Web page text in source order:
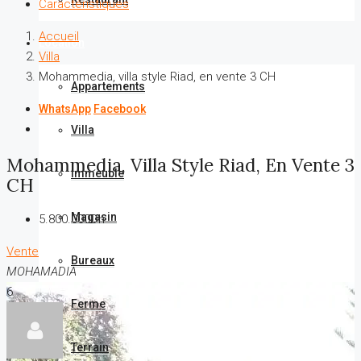
Location
Appartements
Villa
Immeuble
Magasin
Bureaux
Ferme
Terrain
Caractéristiques
Accueil
Villa
Mohammedia, villa style Riad, en vente 3 CH
WhatsApp Facebook
Mohammedia, Villa Style Riad, En Vente 3
CH
5.800.000Dh
Vente
MOHAMADIA
6